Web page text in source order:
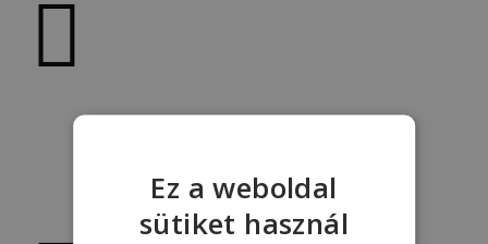
Ez a weboldal
sütiket használ